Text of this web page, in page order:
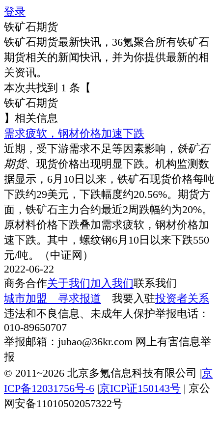
登录
铁矿石期货
铁矿石期货最新快讯，36氪聚合所有铁矿石
期货相关的新闻快讯，并为你提供最新的相
关资讯。
本次共找到 1 条【
铁矿石期货
】相关信息
需求疲软，钢材价格加速下跌
近期，受下游需求不足等因素影响， 铁矿石
期货、现货价格出现明显下跌。机构监测数
据显示，6月10日以来，铁矿石现货价格每吨
下跌约29美元，下跌幅度约20.56%。期货方
面，铁矿石主力合约最近2周跌幅约为20%。
原材料价格下跌叠加需求疲软，钢材价格加
速下跌。其中，螺纹钢6月10日以来下跌550
元/吨。（中证网）
2022-06-22
商务合作关于我们加入我们联系我们
城市加盟 寻求报道 我要入驻投资者关系
违法和不良信息、未成年人保护举报电话：
010-89650707
举报邮箱：jubao@36kr.com 网上有害信息举
报
© 2011~2026 北京多氪信息科技有限公司 |京
ICP备12031756号-6 |京ICP证150143号 | 京公
网安备11010502057322号